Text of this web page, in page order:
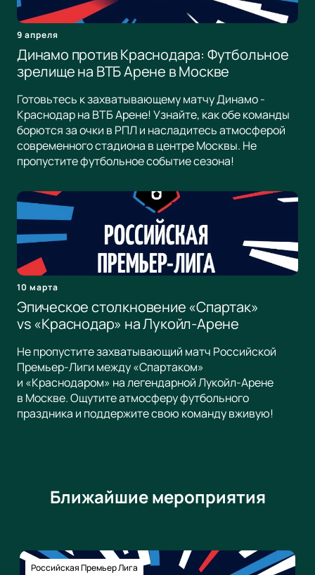
9 апреля
Динамо против Краснодара: Футбольное
зрелище на ВТБ Арене в Москве
Готовьтесь к захватывающему матчу Динамо -
Краснодар на ВТБ Арене! Узнайте, как обе команды
борются за очки в РПЛ и насладитесь атмосферой
современного стадиона в центре Москвы. Не
пропустите футбольное событие сезона!
10 марта
Эпическое столкновение «Спартак»
vs «Краснодар» на Лукойл-Арене
Не пропустите захватывающий матч Российской
Премьер-Лиги между «Спартаком»
и «Краснодаром» на легендарной Лукойл-Арене
в Москве. Ощутите атмосферу футбольного
праздника и поддержите свою команду вживую!
Ближайшие мероприятия
Российская Премьер Лига